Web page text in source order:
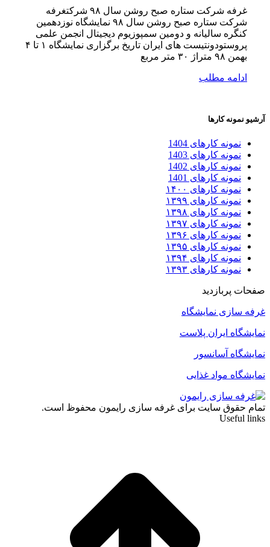
غرفه شرکت ستاره صبح روشن سال ۹۸ شرکتغرفه
شرکت ستاره صبح روشن سال ۹۸ نمایشگاه نوزدهمین
کنگره سالیانه و دومین سمپوزیوم دیجیتال انجمن علمی
پروستودونتیست های ایران تاریخ برگزاری نمایشگاه ۱ تا ۴
بهمن ۹۸ متراژ ۳۰ متر مربع
ادامه مطلب
آرشیو نمونه کارها
نمونه کارهای 1404
نمونه کارهای 1403
نمونه کارهای 1402
نمونه کارهای 1401
نمونه کارهای ۱۴۰۰
نمونه کارهای ۱۳۹۹
نمونه کارهای ۱۳۹۸
نمونه کارهای ۱۳۹۷
نمونه کارهای ۱۳۹۶
نمونه کارهای ۱۳۹۵
نمونه کارهای ۱۳۹۴
نمونه کارهای ۱۳۹۳
صفحات پربازدید
غرفه سازی نمایشگاه
نمایشگاه ایران پلاست
نمایشگاه آسانسور
نمایشگاه مواد غذایی
تمام حقوق سایت برای غرفه سازی رایمون محفوظ است.
Useful links